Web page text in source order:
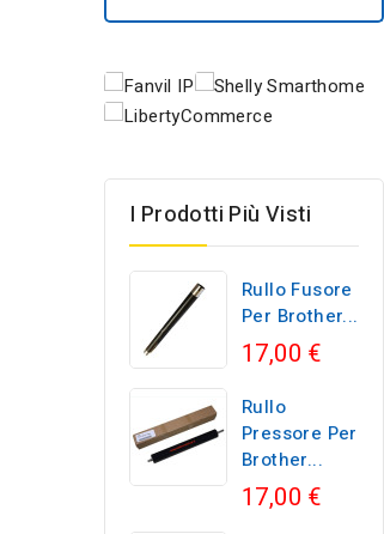
I Prodotti Più Visti
Rullo Fusore
Per Brother...
17,00 €
Rullo
Pressore Per
Brother...
17,00 €